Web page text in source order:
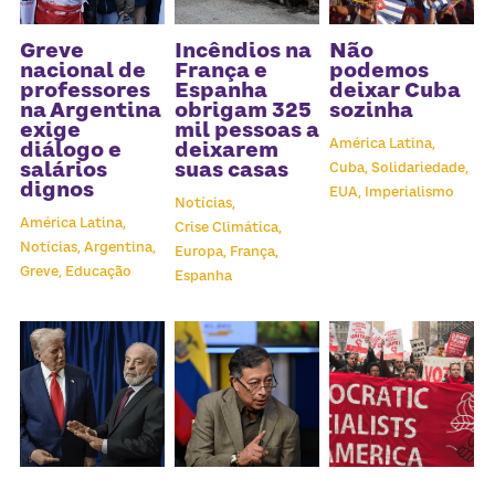
Greve
nacional de
professores
na Argentina
exige
diálogo e
salários
dignos
América Latina,
Notícias, Argentina,
Greve, Educação
Incêndios na
França e
Espanha
obrigam 325
mil pessoas a
deixarem
suas casas
Notícias,
Crise Climática,
Europa, França,
Espanha
Não
podemos
deixar Cuba
sozinha
América Latina,
Cuba, Solidariedade,
EUA, Imperialismo